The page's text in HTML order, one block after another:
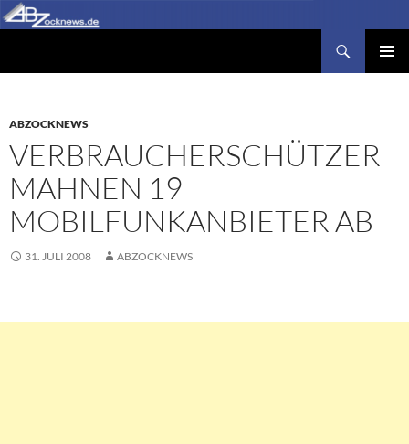
Zum
Inhalt
ABZOCKNEWS
VERBRAUCHERSCHÜTZER
MAHNEN 19
MOBILFUNKANBIETER AB
31. JULI 2008 ABZOCKNEWS